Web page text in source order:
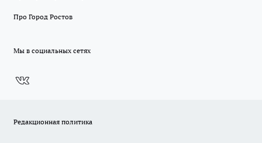
Про Город Ростов
Мы в социальных сетях
Редакционная политика